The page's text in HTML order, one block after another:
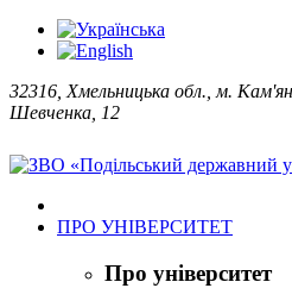
32316, Хмельницька обл., м.
Шевченка, 12
ПРО УНІВЕРСИТЕТ
Про університет